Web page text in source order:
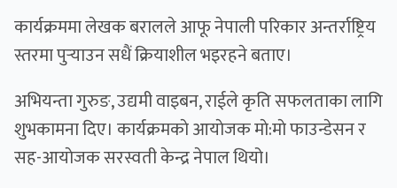
कार्यक्रममा लेखक बरालले आफू नेपाली परिकार अन्तर्राष्ट्रिय
स्तरमा पुर्‍याउन सधैं क्रियाशील भइरहने बताए।
अभियन्ता गुरुङ, उद्यमी वाइबन, राईले कृति सफलताका लागि
शुभकामना दिए। कार्यक्रमकाे आयाेजक माे:माे फाउन्डेसन र
सह-आयाेजक सरस्वती केन्द्र नेपाल थियो।